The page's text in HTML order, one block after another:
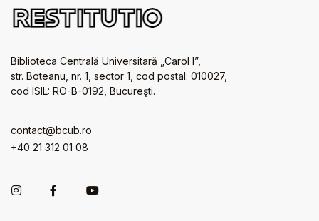
Biblioteca Centrală Universitară „Carol I”,
str. Boteanu, nr. 1, sector 1, cod postal: 010027,
cod ISIL: RO-B-0192, Bucureşti.
contact@bcub.ro
+40 21 312 01 08